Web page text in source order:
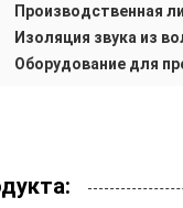
Производственная
Изоляция звука из
Оборудование для